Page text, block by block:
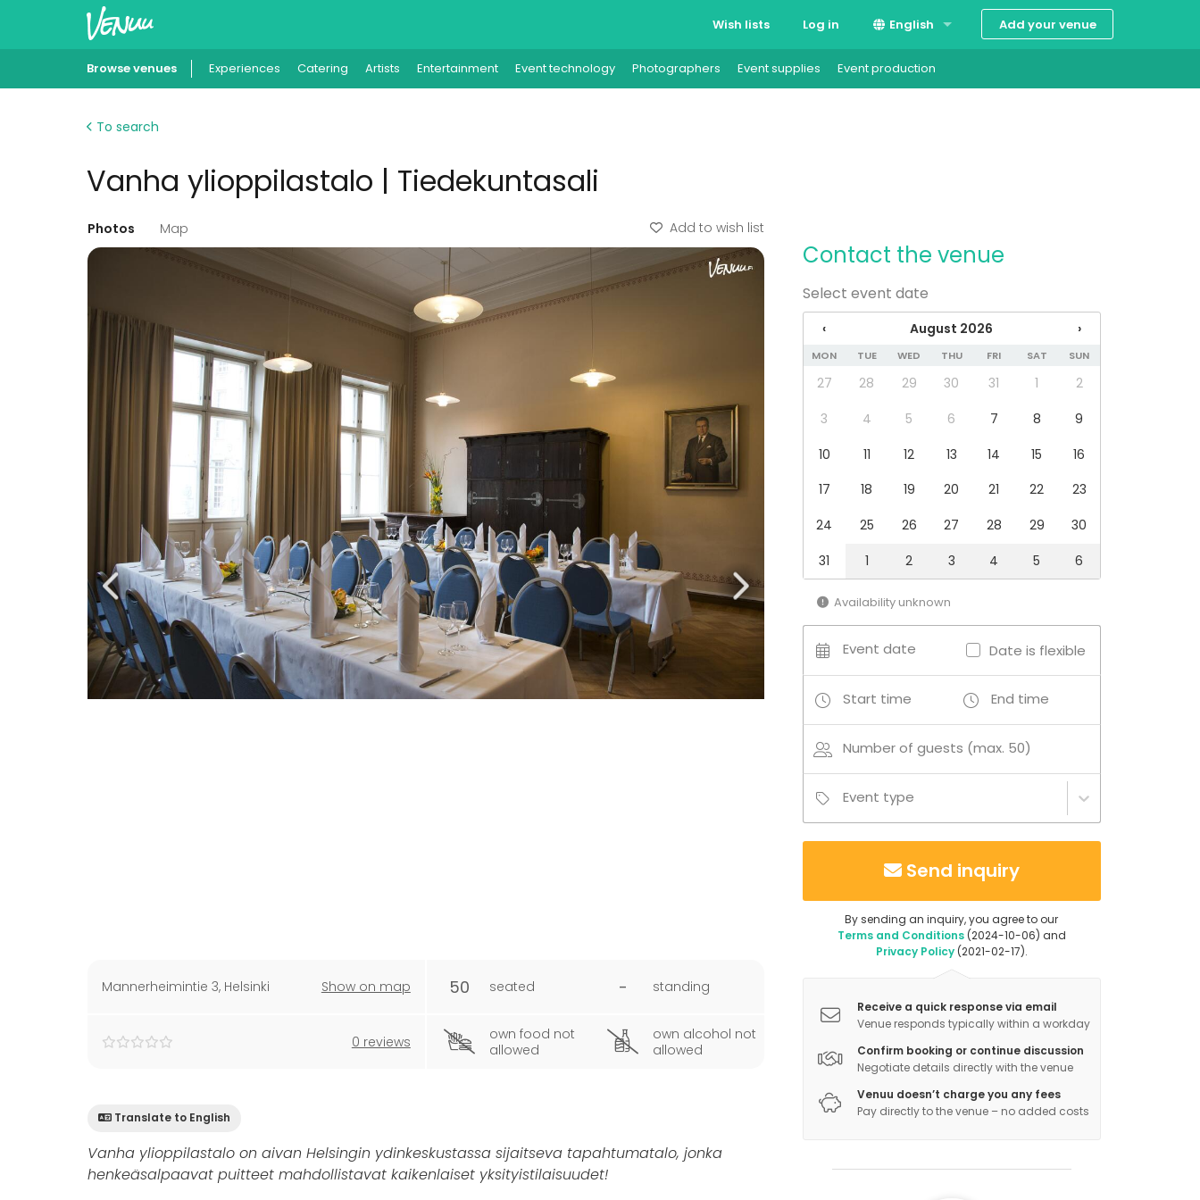
Wish lists Log in English
Suomi
Add your venue
Browse venues Experiences Catering Artists Entertainment Event technology Photographers Event supplies Event production
To search
Vanha ylioppilastalo | Tiedekuntasali
Photos Map Add to wish list
Mannerheimintie 3, Helsinki Show on map
0 reviews
50 seated - standing
own food not
allowed
own alcohol not
allowed
Translate to English
Vanha ylioppilastalo on aivan Helsingin ydinkeskustassa sijaitseva tapahtumatalo, jonka
henkeäsalpaavat puitteet mahdollistavat kaikenlaiset yksityistilaisuudet!
Contact the venue
Select event date
‹ August 2026 ›
MON TUE WED THU FRI SAT SUN
27 28 29 30 31 1
2
3
4 5 6 7 8
9
10
11 12 13 14 15
16
17
18 19 20 21 22
23
24
25 26 27 28 29
30
31
1 2 3 4 5 6
Availability unknown
Event date Date is flexible
Start time End time
Number of guests (max. 50)
Event type
Send inquiry
By sending an inquiry, you agree to our
Terms and Conditions(2024-10-06) and
Privacy Policy(2021-02-17).
Receive a quick response via email
Venue responds typically within a workday
Confirm booking or continue discussion
Negotiate details directly with the venue
Venuu doesn’t charge you any fees
Pay directly to the venue – no added costs